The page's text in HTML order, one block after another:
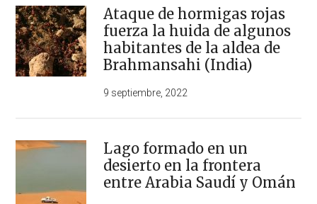
Ataque de hormigas rojas
fuerza la huida de algunos
habitantes de la aldea de
Brahmansahi (India)
9 septiembre, 2022
Lago formado en un
desierto en la frontera
entre Arabia Saudí y Omán